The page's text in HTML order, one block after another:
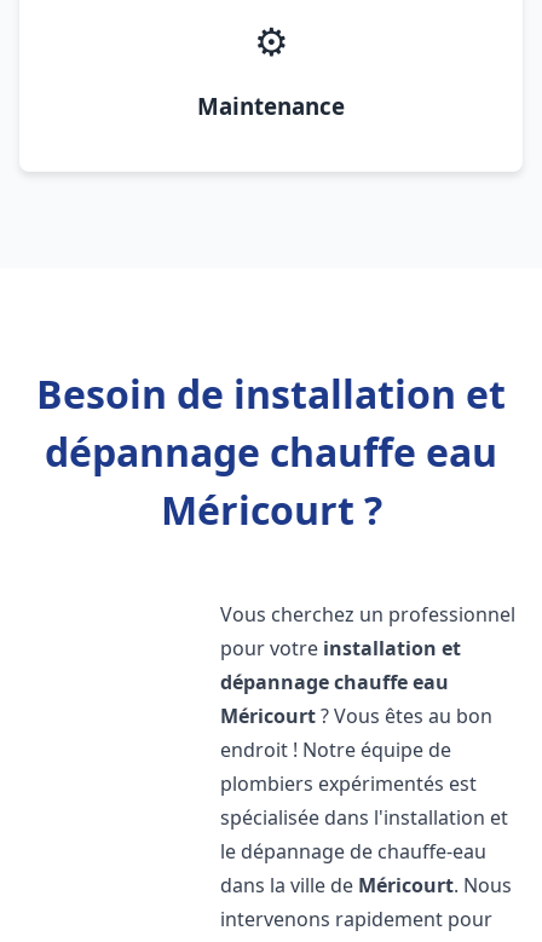
⚙️
Maintenance
Besoin de installation et
dépannage chauffe eau
Méricourt ?
Vous cherchez un professionnel
pour votre installation et
dépannage chauffe eau
Méricourt? Vous êtes au bon
endroit ! Notre équipe de
plombiers expérimentés est
spécialisée dans l'installation et
le dépannage de chauffe-eau
dans la ville de Méricourt. Nous
intervenons rapidement pour